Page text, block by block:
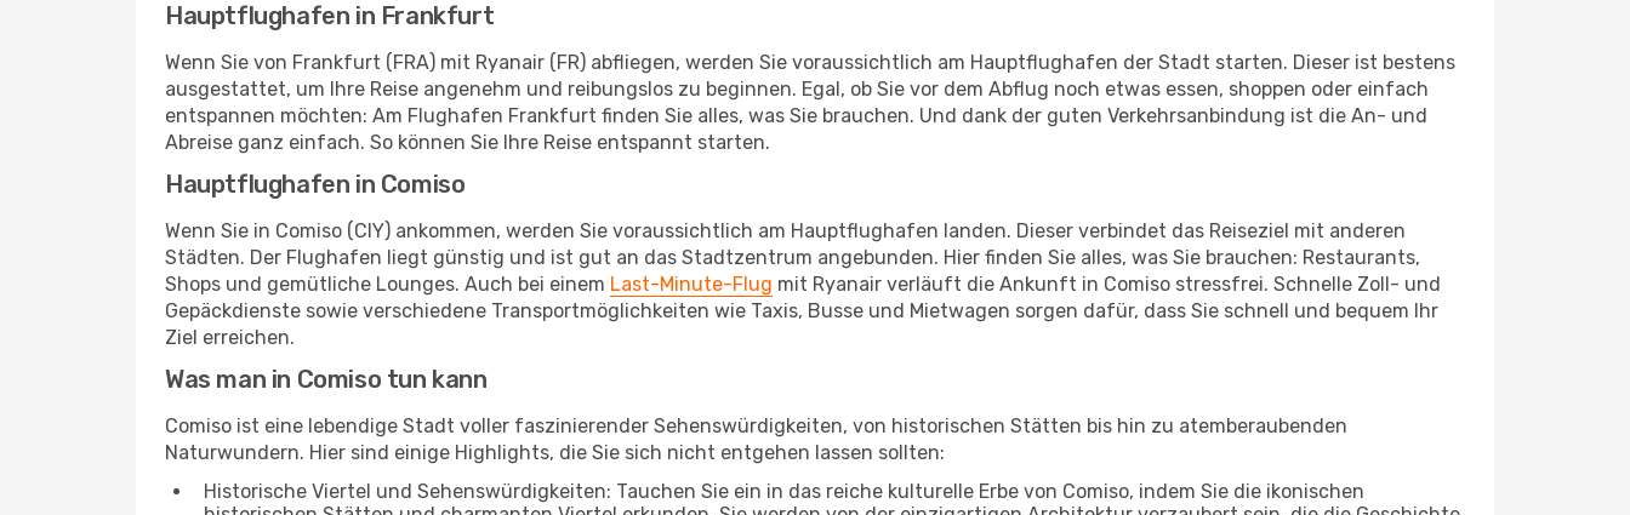
Hauptflughafen in Frankfurt
Wenn Sie von Frankfurt (FRA) mit Ryanair (FR) abfliegen, werden Sie voraussichtlich am Hauptflughafen der Stadt starten. Dieser ist bestens
ausgestattet, um Ihre Reise angenehm und reibungslos zu beginnen. Egal, ob Sie vor dem Abflug noch etwas essen, shoppen oder einfach
entspannen möchten: Am Flughafen Frankfurt finden Sie alles, was Sie brauchen. Und dank der guten Verkehrsanbindung ist die An- und
Abreise ganz einfach. So können Sie Ihre Reise entspannt starten.
Hauptflughafen in Comiso
Wenn Sie in Comiso (CIY) ankommen, werden Sie voraussichtlich am Hauptflughafen landen. Dieser verbindet das Reiseziel mit anderen
Städten. Der Flughafen liegt günstig und ist gut an das Stadtzentrum angebunden. Hier finden Sie alles, was Sie brauchen: Restaurants,
Shops und gemütliche Lounges. Auch bei einem Last-Minute-Flug mit Ryanair verläuft die Ankunft in Comiso stressfrei. Schnelle Zoll- und
Gepäckdienste sowie verschiedene Transportmöglichkeiten wie Taxis, Busse und Mietwagen sorgen dafür, dass Sie schnell und bequem Ihr
Ziel erreichen.
Was man in Comiso tun kann
Comiso ist eine lebendige Stadt voller faszinierender Sehenswürdigkeiten, von historischen Stätten bis hin zu atemberaubenden
Naturwundern. Hier sind einige Highlights, die Sie sich nicht entgehen lassen sollten:
Historische Viertel und Sehenswürdigkeiten: Tauchen Sie ein in das reiche kulturelle Erbe von Comiso, indem Sie die ikonischen